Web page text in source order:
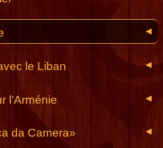
◀
◀
le Liban
◀
l’Arménie
◀
da Camera»